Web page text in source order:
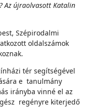
Az újraolvasott Katalin
Szépirodalmi
oldalszámok
tér segítségével
e tanulmány
irányba vinné el az
regényre kiterjedő